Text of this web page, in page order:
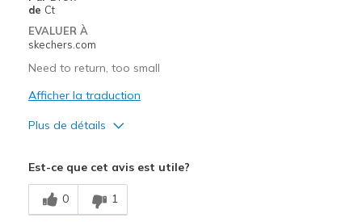
Going Out
Special Occasions
Travel
Width
View On Shoes
I'm Really Into Shoes
de Ct
EVALUER À
skechers.com
Need to return, too small
Afficher la traduction
Plus de détails
Attractive Design
Le contre
Est-ce que cet avis est utile?
0 1